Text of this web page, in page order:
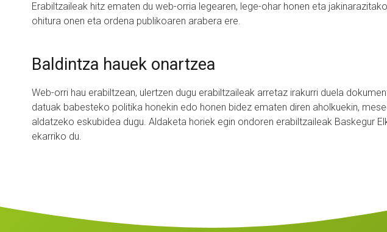
Erabiltzaileak hitz ematen du web-orria legearen, lege-ohar honen eta
ohitura onen eta ordena publikoaren arabera ere.
Baldintza hauek onartzea
Web-orri hau erabiltzean, ulertzen dugu erabiltzaileak arretaz irakurri duela
datuak babesteko politika honekin edo honen bidez ematen diren aholkuekin,
aldatzeko eskubidea dugu. Aldaketa horiek egin ondoren erabiltzaileak Baskegur
ekarriko du.